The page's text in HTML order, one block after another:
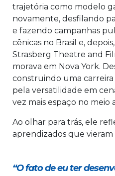
trajetória como modelo
novamente, desfilando
e fazendo campanhas
cênicas no Brasil e,
Strasberg Theatre and
morava em Nova York.
construindo uma carreira
pela versatilidade em
vez mais espaço no meio
Ao olhar para trás, ele
aprendizados que vieram
“O fato de eu ter